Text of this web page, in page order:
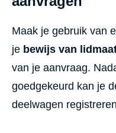
Maak je gebruik van
je bewijs van
van je aanvraag.
goedgekeurd kan je
deelwagen